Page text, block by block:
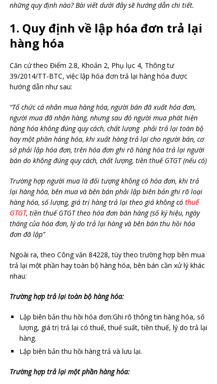
những quy định nào? Bài viết dưới đây sẽ hướng dẫn chi tiết.
1. Quy định về lập hóa đơn trả lại
hàng hóa
Căn cứ theo Điểm 2.8, Khoản 2, Phụ lục 4, Thông tư
39/2014/TT-BTC, việc lập hóa đơn trả lại hàng hóa được
hướng dẫn như sau:
“Tổ chức cá nhân mua hàng hóa, người bán đã xuất hóa đơn,
người mua đã nhận hàng, nhưng sau đó người mua phát hiện
hàng hóa không đúng quy cách, chất lượng phải trả lại toàn bộ
hay một phần hàng hóa, khi xuất hàng trả lại cho người bán, cơ
sở phải lập hóa đơn, trên hóa đơn ghi rõ hàng hóa trả lại người
bán do không đúng quy cách, chất lượng, tiền thuế GTGT (nếu có)
Trường hợp người mua là đối tượng không có hóa đơn, khi trả
lại hàng hóa, bên mua và bên bán phải lập biên bản ghi rõ loại
hàng hóa, số lượng, giá trị hàng trả lại theo giá không có thuế
GTGT, tiền thuế GTGT theo hóa đơn bán hàng (số ký hiệu, ngày
tháng của hóa đơn, lý do trả lại hàng và bên bán thu hồi hóa
đơn đã lập”
Ngoài ra, theo Công văn 84228, tùy theo trường hợp bên mua
trả lại một phần hay toàn bộ hàng hóa, bên bán cần xử lý khác
nhau:
Trường hợp trả lại toàn bộ hàng hóa:
Lập biên bản thu hồi hóa đơn:Ghi rõ thông tin hàng hóa, số
lượng, giá trị trả lại có thuế, thuế suất, tiền thuế, lý do trả lại
hàng.
Lập biên bản thu hồi hàng trả và lưu lại.
Trường hợp trả lại một phần hàng hóa: